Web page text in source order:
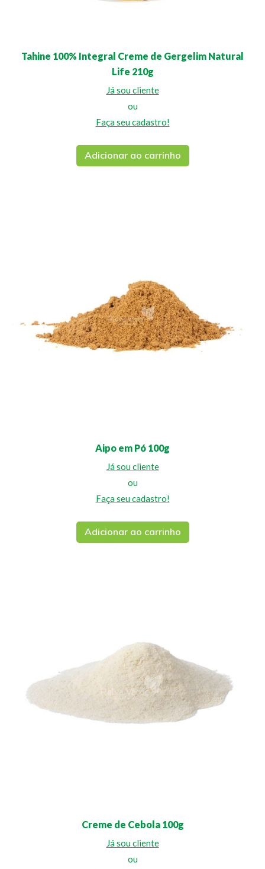
Tahine 100% Integral Creme de Gergelim Natural
Life 210g
Já sou cliente
ou
Faça seu cadastro!
Adicionar ao carrinho
Aipo em Pó 100g
Já sou cliente
ou
Faça seu cadastro!
Adicionar ao carrinho
Creme de Cebola 100g
Já sou cliente
ou